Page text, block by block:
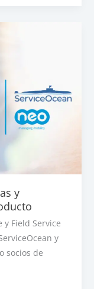
y
Field Service
y
socios de